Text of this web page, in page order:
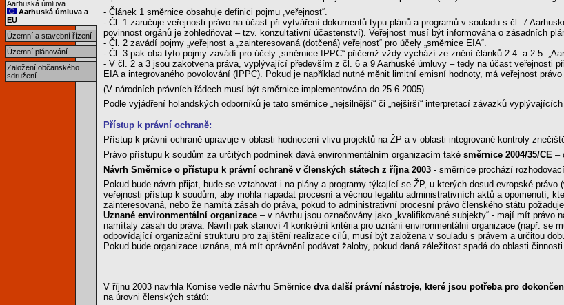
Aarhuská úmluva
Aarhuská úmluva a
EU
Územní a stavební řízení
Územní plánování
Založení občanského
sdružení
- Článek 1 směrnice obsahuje definici pojmu „veřejnost“.
- Čl. 1 zaručuje veřejnosti právo na účast při vytváření dokumentů typu plánů a programů v souladu s čl. 7
povinnost orgánů je zohledňovat – tzv. konzultativní účastenství). Veřejnost musí být informována o zásadních
- Čl. 2 zavádí pojmy „veřejnost a „zainteresovaná (dotčená) veřejnost“ pro účely „směrnice EIA“.
- Čl. 3 pak oba tyto pojmy zavádí pro účely „směrnice IPPC“ přičemž vždy vychází ze znění článků 2.4. a 2.5.
- V čl. 2 a 3 jsou zakotvena práva, vyplývající především z čl. 6 a 9 Aarhuské úmluvy – tedy na účast veřejnosti
EIA a integrovaného povolování (IPPC). Pokud je například nutné měnit limitní emisní hodnoty, má veřejnost
(V národních právních řádech musí být směrnice implementována do 25.6.2005)
Podle vyjádření holandských odborníků je tato směrnice „nejsilnější“ či „nejširší“ interpretací závazků
Přístup k právní ochraně:
Přístup k právní ochraně upravuje v oblasti hodnocení vlivu projektů na ŽP a v oblasti integrované kontroly
Právo přístupu k soudům za určitých podmínek dává environmentálním organizacím také směrnice 2004/35/CE –
Návrh Směrnice o přístupu k právní ochraně v členských státech z října 2003 - směrnice prochází
Pokud bude návrh přijat, bude se vztahovat i na plány a programy týkající se ŽP, u kterých dosud evropské
veřejnosti přístup k soudům, aby mohla napadat procesní a věcnou legalitu administrativních aktů a opomenutí,
zainteresovaná, nebo že namítá zásah do práva, pokud to administrativní procesní právo členského státu
Uznané environmentální organizace – v návrhu jsou označovány jako „kvalifikované subjekty“ - mají mít
namítaly zásah do práva. Návrh pak stanoví 4 konkrétní kritéria pro uznání environmentální organizace (např.
odpovídající organizační strukturu pro zajištění realizace cílů, musí být založena v souladu s právem a určitou
Pokud bude organizace uznána, má mít oprávnění podávat žaloby, pokud daná záležitost spadá do oblasti
V říjnu 2003 navrhla Komise vedle návrhu Směrnice dva další právní nástroje, které jsou potřeba pro
na úrovni členských států: